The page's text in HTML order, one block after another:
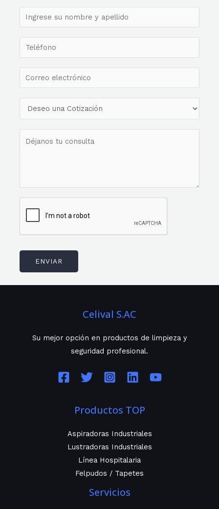
ENVIAR
Celival S.AC
Su mejor opción en productos de limpieza y
seguridad profesional.
Productos TOP
Aspiradoras Industriales
Lustradoras Industriales
Línea Hospitalaria
Felpudos / Tapetes
Servicios